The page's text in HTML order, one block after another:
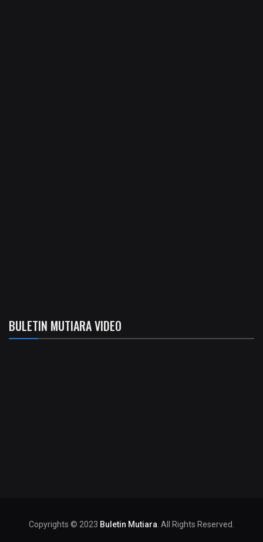
BULETIN MUTIARA VIDEO
Copyrights © 2023 Buletin Mutiara . All Rights Reserved.